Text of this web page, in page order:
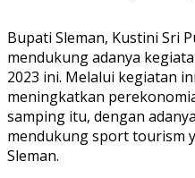
Bupati Sleman, Kustini Sri
mendukung adanya
2023 ini. Melalui kegiatan
meningkatkan
samping itu, dengan
mendukung sport tourism
Sleman.